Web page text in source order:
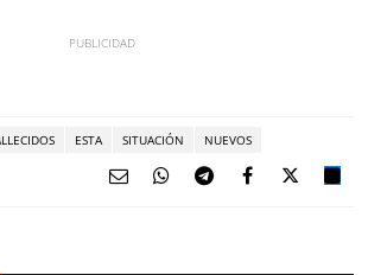
ESTA SITUACIÓN NUEVOS